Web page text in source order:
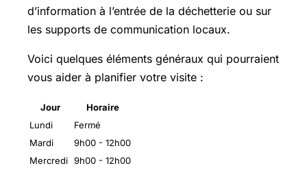
d’information à l’entrée de la déchetterie ou sur
les supports de communication locaux.
Voici quelques éléments généraux qui pourraient
vous aider à planifier votre visite :
Jour
Horaire
Lundi
Fermé
Mardi
9h00 - 12h00
Mercredi 9h00 - 12h00